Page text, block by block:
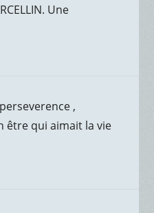
Une
,
être qui aimait la vie